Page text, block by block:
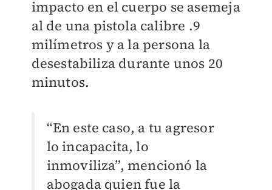
impacto en el cuerpo se asemeja
al de una pistola calibre .9
milímetros y a la persona la
desestabiliza durante unos 20
minutos.
“En este caso, a tu agresor
lo incapacita, lo
inmoviliza”, mencionó la
abogada quien fue la